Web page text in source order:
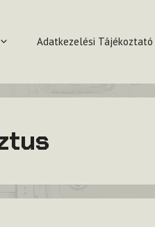
Adatkezelési Tájékoztató